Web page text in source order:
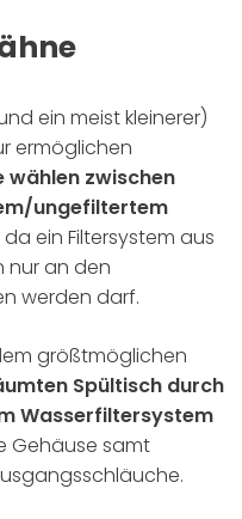
ein meist kleinerer)
ermöglichen
zwischen
ungefiltertem
ein Filtersystem aus
nur an den
werden darf.
größtmöglichen
Spültisch durch
Wasserfiltersystem
Gehäuse samt